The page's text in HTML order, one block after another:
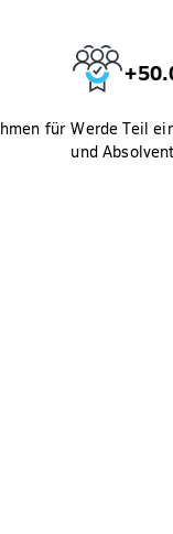
für Werde Teil
und